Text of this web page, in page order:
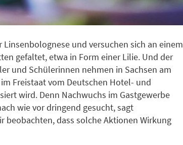
und versuchen sich an einem
gefaltet, etwa in Form einer Lilie. Und der
und Schülerinnen nehmen in Sachsen am
Freistaat vom Deutschen Hotel- und
wird. Denn Nachwuchs im Gastgewerbe
wie vor dringend gesucht, sagt
beobachten, dass solche Aktionen Wirkung